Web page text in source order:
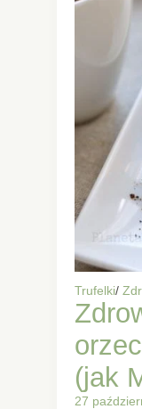
Trufelki/
(jak
27